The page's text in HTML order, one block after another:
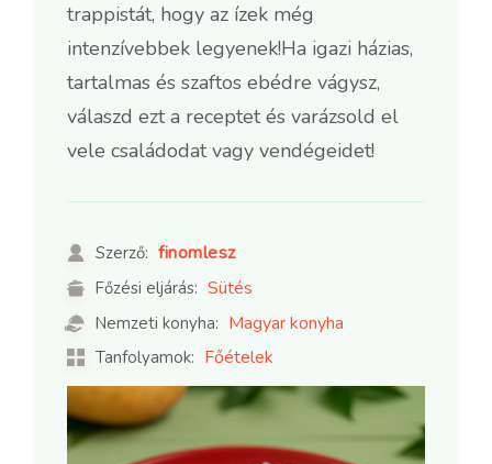
trappistát, hogy az ízek még
intenzívebbek legyenek!Ha igazi házias,
tartalmas és szaftos ebédre vágysz,
válaszd ezt a receptet és varázsold el
vele családodat vagy vendégeidet!
Szerző: finomlesz
Főzési eljárás: Sütés
Nemzeti konyha: Magyar konyha
Tanfolyamok: Főételek